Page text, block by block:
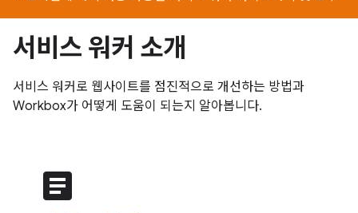
서비스 워커 소개
서비스 워커로 웹사이트를 점진적으로 개선하는 방법과
Workbox가 어떻게 도움이 되는지 알아봅니다.
article